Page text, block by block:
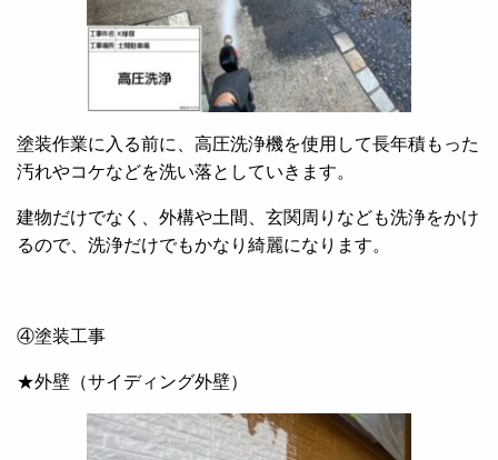
塗装作業に入る前に、高圧洗浄機を使用して長年積もった
汚れやコケなどを洗い落としていきます。
建物だけでなく、外構や土間、玄関周りなども洗浄をかけ
るので、洗浄だけでもかなり綺麗になります。
④塗装工事
★外壁（サイディング外壁）